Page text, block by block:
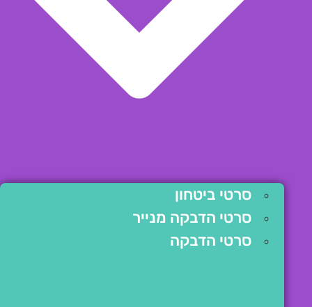
סרטי ביטחון
סרטי הדבקה מנייר
סרטי הדבקה